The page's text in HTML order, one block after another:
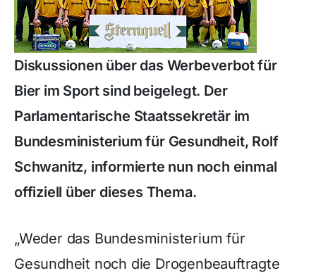
Diskussionen über das Werbeverbot für
Bier im Sport sind beigelegt. Der
Parlamentarische Staatssekretär im
Bundesministerium für Gesundheit, Rolf
Schwanitz, informierte nun noch einmal
offiziell über dieses Thema.
„Weder das Bundesministerium für
Gesundheit noch die Drogenbeauftragte